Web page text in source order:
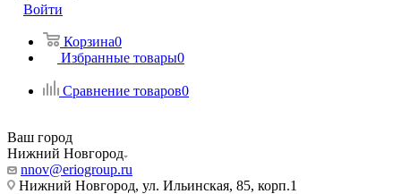
Войти
Корзина0
Избранные товары0
Сравнение товаров0
Ваш город
Нижний Новгород
nnov@eriogroup.ru
Нижний Новгород, ул. Ильинская, 85, корп.1